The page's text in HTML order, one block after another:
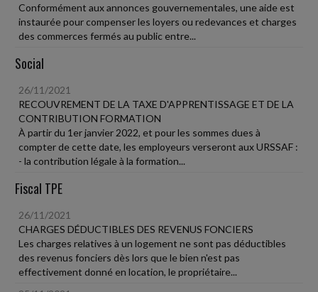
Conformément aux annonces gouvernementales, une aide est
instaurée pour compenser les loyers ou redevances et charges
des commerces fermés au public entre...
Social
26/11/2021
RECOUVREMENT DE LA TAXE D'APPRENTISSAGE ET DE LA
CONTRIBUTION FORMATION
À partir du 1er janvier 2022, et pour les sommes dues à
compter de cette date, les employeurs verseront aux URSSAF :
- la contribution légale à la formation...
Fiscal TPE
26/11/2021
CHARGES DÉDUCTIBLES DES REVENUS FONCIERS
Les charges relatives à un logement ne sont pas déductibles
des revenus fonciers dès lors que le bien n'est pas
effectivement donné en location, le propriétaire...